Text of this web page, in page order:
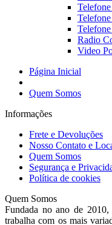
Radio
Video
Página Inicial
Quem Somos
Informações
Frete e Devoluções
Nosso Contato e
Quem Somos
Segurança e
Política de cookies
Quem Somos
Fundada no ano de 2010,
trabalha com os mais